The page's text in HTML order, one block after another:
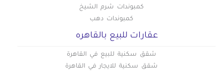
كمبوندات شرم الشيخ
كمبوندات دهب
عقارات للبيع بالقاهره
شقق سكنية للبيع في القاهرة
شقق سكنية للايجار في القاهرة